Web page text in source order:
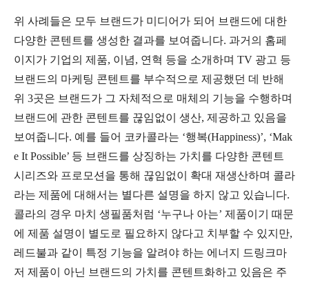
위 사례들은 모두 브랜드가 미디어가 되어 브랜드에 대한
다양한 콘텐트를 생성한 결과를 보여줍니다. 과거의 홈페
이지가 기업의 제품, 이념, 연혁 등을 소개하며 TV 광고 등
브랜드의 마케팅 콘텐트를 부수적으로 제공했던 데 반해
위 3곳은 브랜드가 그 자체적으로 매체의 기능을 수행하며
브랜드에 관한 콘텐트를 끊임없이 생산, 제공하고 있음을
보여줍니다. 예를 들어 코카콜라는 ‘행복(Happiness)’, ‘Mak
e It Possible’ 등 브랜드를 상징하는 가치를 다양한 콘텐트
시리즈와 프로모션을 통해 끊임없이 확대 재생산하며 콜라
라는 제품에 대해서는 별다른 설명을 하지 않고 있습니다.
콜라의 경우 마치 생필품처럼 ‘누구나 아는’ 제품이기 때문
에 제품 설명이 별도로 필요하지 않다고 치부할 수 있지만,
레드불과 같이 특정 기능을 알려야 하는 에너지 드링크마
저 제품이 아닌 브랜드의 가치를 콘텐트화하고 있음은 주